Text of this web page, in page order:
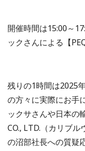
開催時間は15:00～
ックさんによる【
残りの1時間は2025
の方々に実際にお手
ックサさんや日本の
CO., LTD.（カリブ
の沼部社長への質疑